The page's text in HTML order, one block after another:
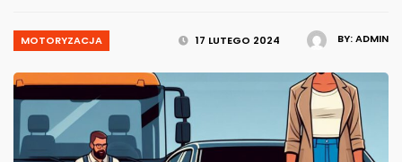
BY:ADMIN
17 LUTEGO 2024
MOTORYZACJA